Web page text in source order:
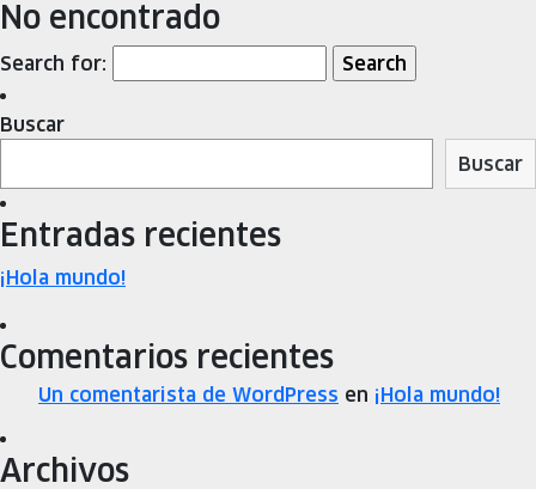
No encontrado
Search for:
Buscar
Buscar
Entradas recientes
¡Hola mundo!
Comentarios recientes
Un comentarista de WordPress en ¡Hola mundo!
Archivos